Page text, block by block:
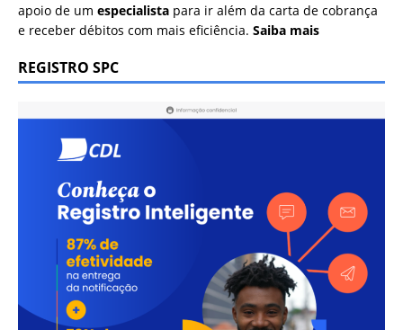
apoio de um especialista para ir além da carta de cobrança
e receber débitos com mais eficiência. Saiba mais
REGISTRO SPC